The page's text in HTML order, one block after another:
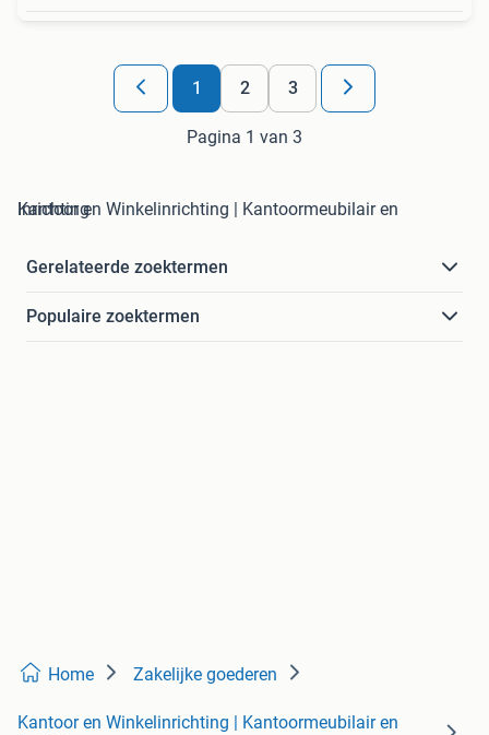
1 2 3
Pagina 1 van 3
Kantoor en Winkelinrichting | Kantoormeubilair en Inrichting
Gerelateerde zoektermen
Populaire zoektermen
Home Zakelijke goederen
Kantoor en Winkelinrichting | Kantoormeubilair en